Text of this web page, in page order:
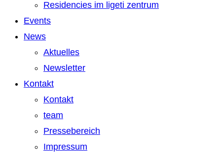
Residencies im ligeti zentrum
Events
News
Aktuelles
Newsletter
Kontakt
Kontakt
team
Pressebereich
Impressum